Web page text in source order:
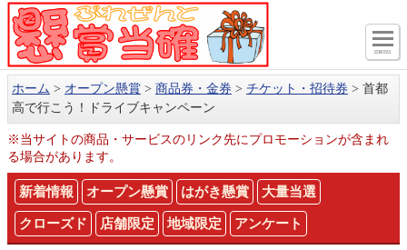
menu
ホーム オープン懸賞 商品券・金券 チケット・招待券
首都
高で行こう！ドライブキャンペーン
※当サイトの商品・サービスのリンク先にプロモーションが含まれ
る場合があります。
新着情報 オープン懸賞 はがき懸賞 大量当選
クローズド 店舗限定 地域限定 アンケート